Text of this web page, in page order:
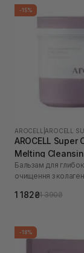
-15%
AROCELL AROCELL
AROCELL Super
Melting
г
Бальзам для
очищення з
1 182₴1 390₴
-18%